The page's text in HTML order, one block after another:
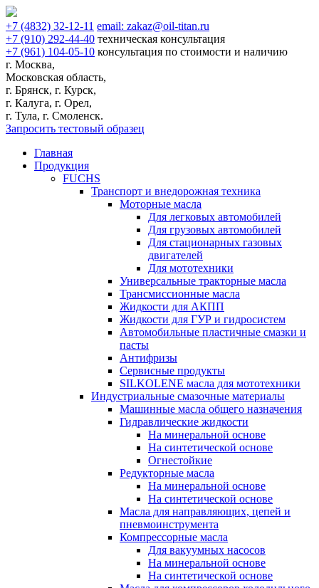
+7 (4832) 32-12-11 email: zakaz@oil-titan.ru
+7 (910) 292-44-40 техническая консультация
+7 (961) 104-05-10 консультация по стоимости и наличию
г. Москва,
Московская область,
г. Брянск, г. Курск,
г. Калуга, г. Орел,
г. Тула, г. Смоленск.
Запросить тестовый образец
Главная
Продукция
FUCHS
Транспорт и внедорожная техника
Моторные масла
Для легковых автомобилей
Для грузовых автомобилей
Для стационарных газовых
двигателей
Для мототехники
Универсальные тракторные масла
Трансмиссионные масла
Жидкости для АКПП
Жидкости для ГУР и гидросистем
Автомобильные пластичные смазки и
пасты
Антифризы
Сервисные продукты
SILKOLENE масла для мототехники
Индустриальные смазочные материалы
Машинные масла общего назначения
Гидравлические жидкости
На минеральной основе
На синтетической основе
Огнестойкие
Редукторные масла
На минеральной основе
На синтетической основе
Масла для направляющих, цепей и
пневмоинструмента
Компрессорные масла
Для вакуумных насосов
На минеральной основе
На синтетической основе